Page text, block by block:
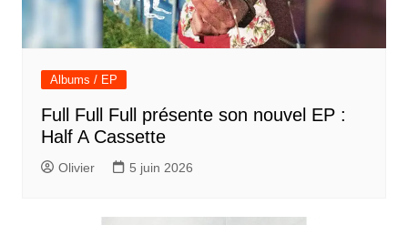
Albums / EP
Full Full Full présente son nouvel EP :
Half A Cassette
Olivier 5 juin 2026